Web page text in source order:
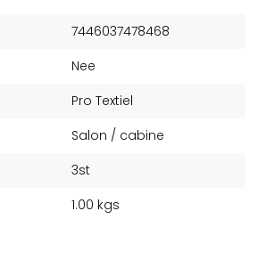
7446037478468
Nee
Pro Textiel
Salon / cabine
3st
1.00 kgs